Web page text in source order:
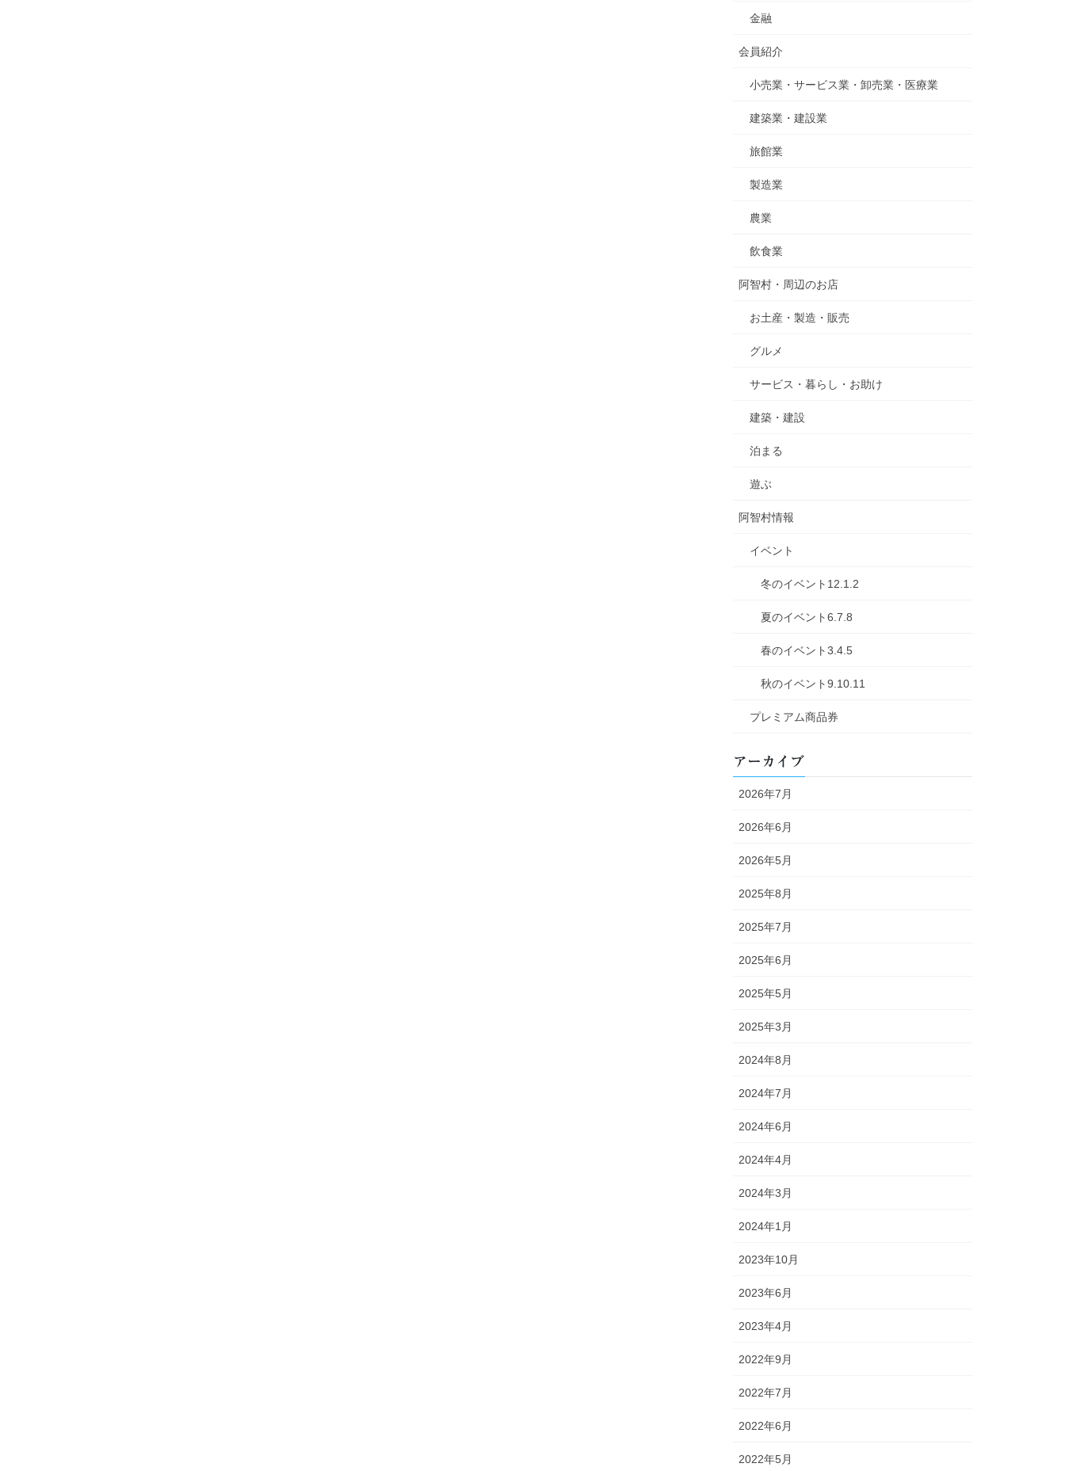
金融
会員紹介
小売業・サービス業・卸売業・医療業
建築業・建設業
旅館業
製造業
農業
飲食業
阿智村・周辺のお店
お土産・製造・販売
グルメ
サービス・暮らし・お助け
建築・建設
泊まる
遊ぶ
阿智村情報
イベント
冬のイベント12.1.2
夏のイベント6.7.8
春のイベント3.4.5
秋のイベント9.10.11
プレミアム商品券
アーカイブ
2026年7月
2026年6月
2026年5月
2025年8月
2025年7月
2025年6月
2025年5月
2025年3月
2024年8月
2024年7月
2024年6月
2024年4月
2024年3月
2024年1月
2023年10月
2023年6月
2023年4月
2022年9月
2022年7月
2022年6月
2022年5月